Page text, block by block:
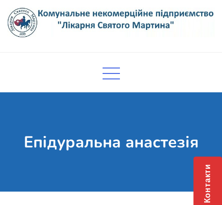
content
підприємство "Лікарня Святого
Епідуральна анастезія
Контакти